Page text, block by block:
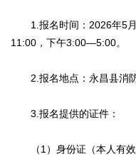
1.报名时间：2026年5
11:00，下午3:00—5:00。
2.报名地点：永昌县消防
3.报名提供的证件：
（1）身份证（本人有效